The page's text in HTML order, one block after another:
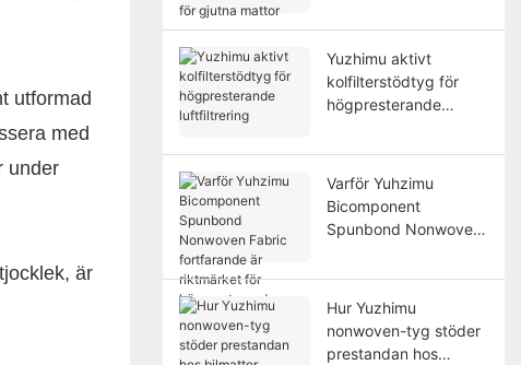
utformad
med
under
är
Yuzhimu aktivt
kolfilterstödtyg för
högpresterande
Varför Yuhzimu
Bicomponent
Spunbond Nonwoven
riktmärket för
högpresterande
Hur Yuzhimu
nonwoven-tyg stöder
prestandan hos